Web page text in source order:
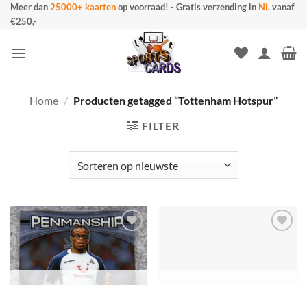
Ga
naar
Meer dan25000+ kaartenop voorraad! - Gratis verzending in NLvanaf
€250,-
Home / Producten getagged “Tottenham Hotspur”
FILTER